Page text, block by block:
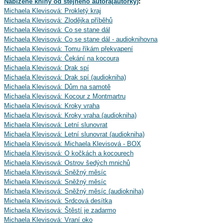
Michaela Klevisová: Prokletý kraj
Michaela Klevisová: Zlodějka příběhů
Michaela Klevisová: Co se stane dál
Michaela Klevisová: Co se stane dál - audioknihovna
Michaela Klevisová: Tomu říkám překvapení
Michaela Klevisová: Čekání na kocoura
Michaela Klevisová: Drak spí
Michaela Klevisová: Drak spí (audiokniha)
Michaela Klevisová: Dům na samotě
Michaela Klevisová: Kocour z Montmartru
Michaela Klevisová: Kroky vraha
Michaela Klevisová: Kroky vraha (audiokniha)
Michaela Klevisová: Letní slunovrat
Michaela Klevisová: Letní slunovrat (audiokniha)
Michaela Klevisová: Michaela Klevisová - BOX
Michaela Klevisová: O kočkách a kocourech
Michaela Klevisová: Ostrov šedých mnichů
Michaela Klevisová: Sněžný měsíc
Michaela Klevisová: Sněžný měsíc
Michaela Klevisová: Sněžný měsíc (audiokniha)
Michaela Klevisová: Srdcová desítka
Michaela Klevisová: Štěstí je zadarmo
Michaela Klevisová: Vraní oko